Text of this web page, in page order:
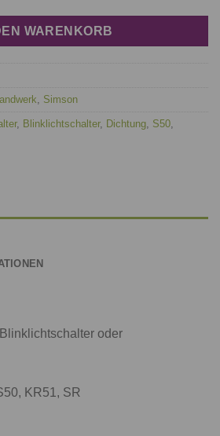
WARENKORB
Simson
, Blinklichtschalter, Dichtung S50
oder
KR51, SR